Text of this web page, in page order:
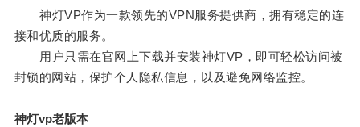
神灯VP作为一款领先的VPN服务提供商，拥有稳定的连
接和优质的服务。
用户只需在官网上下载并安装神灯VP，即可轻松访问被
封锁的网站，保护个人隐私信息，以及避免网络监控。
神灯vp老版本